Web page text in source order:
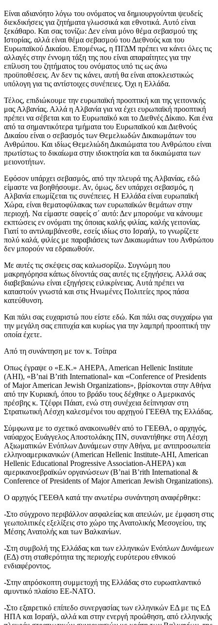
Είναι αδιανόητο λόγω του ονόματος να δημιουργούνται ψευδείς
διεκδικήσεις για ζητήματα γλωσσικά και εθνοτικά. Αυτό είναι
ξεκάθαρο. Και σας τονίζω: Δεν είναι μόνο θέμα σεβασμού της
Ιστορίας, αλλά είναι θέμα σεβασμού του Διεθνούς και του
Ευρωπαϊκού Δικαίου. Επομένως, η ΠΓΔΜ πρέπει να κάνει όλες τις
αλλαγές στην έννομη τάξη της που είναι απαραίτητες για την
επίλυση του ζητήματος του ονόματος υπό τις ως άνω
προϋποθέσεις. Αν δεν τις κάνει, αυτή θα είναι αποκλειστικώς
υπόλογη για τις αντίστοιχες συνέπειες. Όχι η Ελλάδα.
Τέλος, επιδιώκουμε την ευρωπαϊκή προοπτική και της γειτονικής
μας Αλβανίας. Αλλά η Αλβανία για να έχει ευρωπαϊκή προοπτική
πρέπει να σέβεται και το Ευρωπαϊκό και το Διεθνές Δίκαιο. Και ένα
από τα σημαντικότερα τμήματα του Ευρωπαϊκού και Διεθνούς
Δικαίου είναι ο σεβασμός των Θεμελιωδών Δικαιωμάτων του
Ανθρώπου. Και ιδίως Θεμελιώδη Δικαιώματα του Ανθρώπου είναι
πρωτίστως το δικαίωμα στην ιδιοκτησία και τα δικαιώματα των
μειονοτήτων.
Εφόσον υπάρχει σεβασμός, από την πλευρά της Αλβανίας, εδώ
είμαστε να βοηθήσουμε. Αν, όμως, δεν υπάρχει σεβασμός, η
Αλβανία επωμίζεται τις συνέπειες. Η Ελλάδα είναι ευρωπαϊκή
Χώρα, είναι θεματοφύλακας των ευρωπαϊκών θεμάτων στην
περιοχή. Να είμαστε σαφείς σ΄ αυτό: Δεν μπορούμε να κάνουμε
εκπτώσεις εν ονόματι της όποιας καλής φιλίας, καλής γειτονίας.
Γιατί το αντιλαμβάνεσθε, εσείς ιδίως στο Ισραήλ, το γνωρίζετε
πολύ καλά, φιλίες με παραβιάσεις των Δικαιωμάτων του Ανθρώπου
δεν μπορούν να εδραιωθούν.
Με αυτές τις σκέψεις σας καλωσορίζω. Συγνώμη που
μακρηγόρησα κάπως δίνοντάς σας αυτές τις εξηγήσεις. Αλλά σας
διαβεβαιώνω είναι εξηγήσεις ειλικρίνειας. Αυτά πρέπει να
καταστούν γνωστά και στις Ηνωμένες Πολιτείες προς πάσα
κατεύθυνση.
Και πάλι σας ευχαριστώ που είστε εδώ. Και πάλι σας συγχαίρω για
την μεγάλη σας επιτυχία και κυρίως για την λαμπρή προοπτική την
οποία έχετε.
Από τη συνάντηση με τον κ. Τσίπρα
Οπως έγραψε ο «Ε.Κ.» AHEPA, American Hellenic Institute
(AHI), «B’nai B’rith International» και «Conference of Presidents
of Major American Jewish Organizations», βρίσκονται στην Αθήνα
από την Κυριακή, όπου το βράδυ τους δέχθηκε ο Αμερικανός
πρέσβης κ. Τζέφρι Πάιατ, ενώ στη συνέχεια δείπνησαν στη
Στρατιωτική Λέσχη καλεσμένοι του αρχηγού ΓΕΕΘΑ της Ελλάδας.
Σύμφωνα με το σχετικό ανακοινωθέν από το ΓΕΕΘΑ, ο αρχηγός,
ναύαρχος Ευάγγελος Αποστολάκης ΠΝ, συναντήθηκε στη Λέσχη
Αξιωματικών Ενόπλων Δυνάμεων στην Αθήνα, με αντιπροσωπεία
ελληνοαμερικανικών (American Hellenic Institute-AHI, American
Hellenic Educational Progressive Association-AHEPA) και
αμερικανοεβραϊκών οργανώσεων (B’nai B’rith International &
Conference of Presidents of Major American Jewish Organizations).
Ο αρχηγός ΓΕΕΘΑ κατά την ανωτέρω συνάντηση αναφέρθηκε:
-Στο σύγχρονο περιβάλλον ασφαλείας και απειλών, με έμφαση στις
γεωπολιτικές εξελίξεις στο χώρο της Ανατολικής Μεσογείου, της
Μέσης Ανατολής και των Βαλκανίων.
-Στη συμβολή της Ελλάδας και των ελληνικών Ενόπλων Δυνάμεων
(ΕΔ) στη σταθερότητα της περιοχής ευρύτερου εθνικού
ενδιαφέροντος.
-Στην απρόσκοπτη συμμετοχή της Ελλάδας στο ευρωατλαντικό
αμυντικό πλαίσιο ΕΕ-ΝΑΤΟ.
-Στo εξαιρετικό επίπεδο συνεργασίας των ελληνικών ΕΔ με τις ΕΔ
ΗΠΑ και Ισραήλ, αλλά και στην ενεργή προώθηση, από ελληνικής